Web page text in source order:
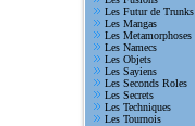
Les Futur de Trunks
Les Mangas
Les Metamorphoses
Les Namecs
Les Objets
Les Sayiens
Les Seconds Roles
Les Secrets
Les Techniques
Les Tournois